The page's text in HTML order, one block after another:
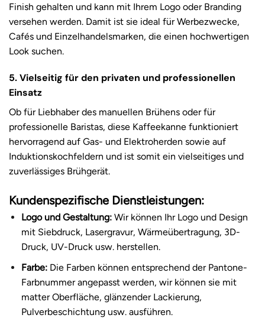
Finish gehalten und kann mit Ihrem Logo oder Branding
versehen werden. Damit ist sie ideal für Werbezwecke,
Cafés und Einzelhandelsmarken, die einen hochwertigen
Look suchen.
5. Vielseitig für den privaten und professionellen
Einsatz
Ob für Liebhaber des manuellen Brühens oder für
professionelle Baristas, diese Kaffeekanne funktioniert
hervorragend auf Gas- und Elektroherden sowie auf
Induktionskochfeldern und ist somit ein vielseitiges und
zuverlässiges Brühgerät.
Kundenspezifische Dienstleistungen:
Logo und Gestaltung:Wir können Ihr Logo und Design
mit Siebdruck, Lasergravur, Wärmeübertragung, 3D-
Druck, UV-Druck usw. herstellen.
Farbe:Die Farben können entsprechend der Pantone-
Farbnummer angepasst werden, wir können sie mit
matter Oberfläche, glänzender Lackierung,
Pulverbeschichtung usw. ausführen.